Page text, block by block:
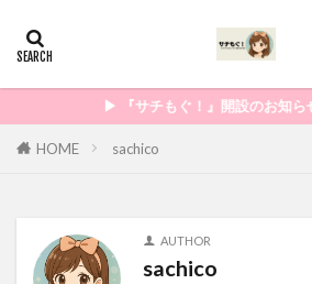
▶︎ 『サチもぐ！』開設のお知らせ
HOME sachico
AUTHOR
sachico